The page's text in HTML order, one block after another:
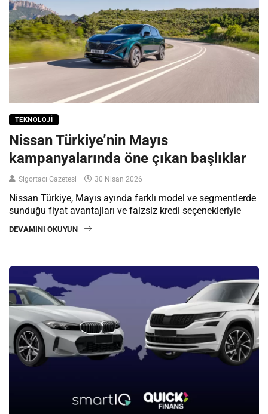
TEKNOLOJI
Nissan Türkiye’nin Mayıs
kampanyalarında öne çıkan başlıklar
Sigortacı Gazetesi 30 Nisan 2026
Nissan Türkiye, Mayıs ayında farklı model ve segmentlerde
sunduğu fiyat avantajları ve faizsiz kredi seçenekleriyle
DEVAMINI OKUYUN